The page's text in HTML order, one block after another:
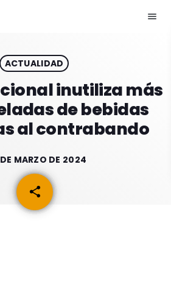
menu
ACTUALIDAD
inutiliza más
de bebidas
al contrabando
MARZO DE 2024
share
email